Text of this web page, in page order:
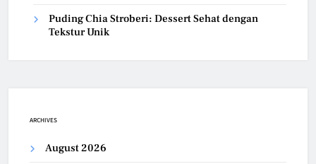
Puding Chia Stroberi: Dessert Sehat dengan
Tekstur Unik
ARCHIVES
August 2026